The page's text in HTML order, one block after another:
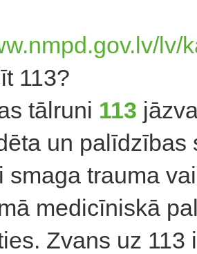
lv/
113?
tālruni 113
un
smaga trauma
medicīniskā
Zvans uz